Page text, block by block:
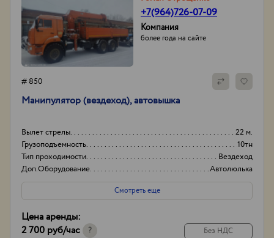
+7(964)726-07-09
Компания
более года на сайте
# 850
Манипулятор (вездеход), автовышка
Вылет стрелы
22 м.
Грузоподъемность
10тн
Тип проходимости
Вездеход
Доп.Оборудование
Автолюлька
Смотреть еще
Цена аренды:
2 700 руб/час ? Без НДС